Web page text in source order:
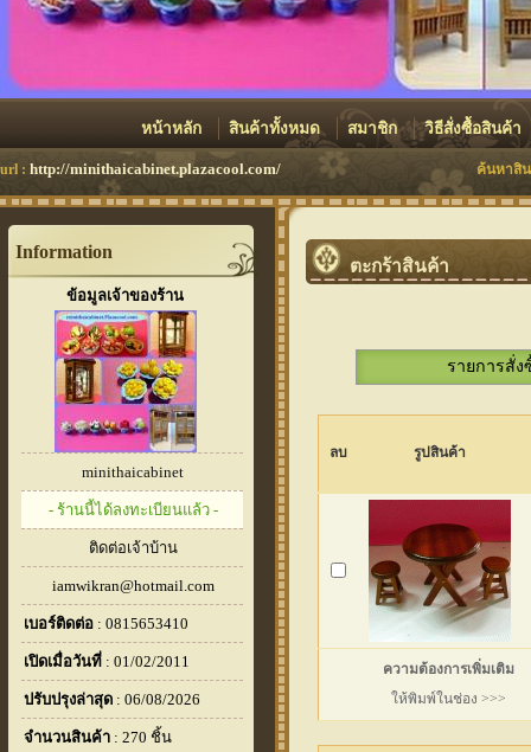
หน้าหลัก สินค้าทั้งหมด สมาชิก วิธีสั่งซื้อสินค้า
url : http://minithaicabinet.plazacool.com/ ค้นหาสิ
Information
ข้อมูลเจ้าของร้าน
minithaicabinet
- ร้านนี้ได้ลงทะเบียนแล้ว -
ติดต่อเจ้าบ้าน
iamwikran@hotmail.com
เบอร์ติดต่อ : 0815653410
เปิดเมื่อวันที่ : 01/02/2011
ปรับปรุงล่าสุด : 06/08/2026
จำนวนสินค้า : 270 ชิ้น
ตะกร้าสินค้า
รายการสั่ง
ลบ รูปสินค้า
ความต้องการเพิ่มเติม
ให้พิมพ์ในช่อง >>>